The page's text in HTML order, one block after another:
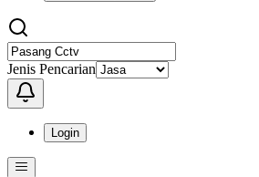
Jenis Pencarian
Login